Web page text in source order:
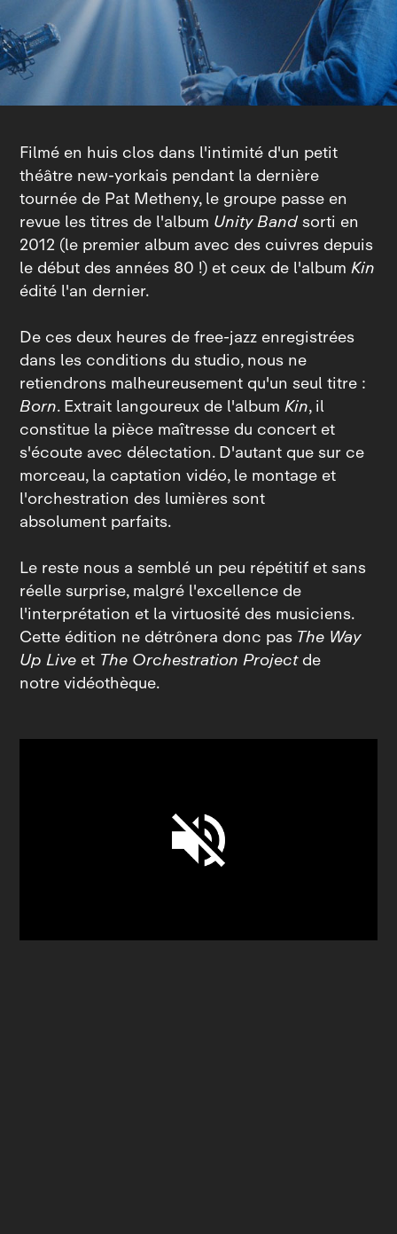
Filmé en huis clos dans l'intimité d'un petit
théâtre new‑yorkais pendant la dernière
tournée de Pat Metheny, le groupe passe en
revue les titres de l'album Unity Bandsorti en
2012 (le premier album avec des cuivres depuis
le début des années 80 !) et ceux de l'albumKin
édité l'an dernier.
De ces deux heures de free‑jazz enregistrées
dans les conditions du studio, nous ne
retiendrons malheureusement qu'un seul titre :
Born. Extrait langoureux de l'albumKin, il
constitue la pièce maîtresse du concert et
s'écoute avec délectation. D'autant que sur ce
morceau, la captation vidéo, le montage et
l'orchestration des lumières sont
absolument parfaits.
Le reste nous a semblé un peu répétitif et sans
réelle surprise, malgré l'excellence de
l'interprétation et la virtuosité des musiciens.
Cette édition ne détrônera donc pas The Way
Up Live et The Orchestration Projectde
notre vidéothèque.